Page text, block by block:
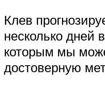
Клев
несколько дней
которым мы
достоверную